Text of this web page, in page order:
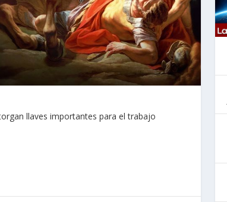
llaves importantes para el trabajo